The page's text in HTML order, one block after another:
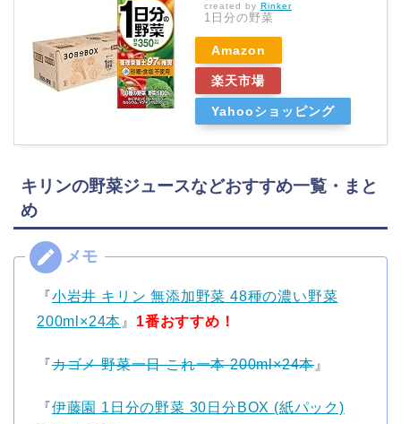
created by Rinker
1日分の野菜
Amazon
楽天市場
Yahooショッピング
キリンの野菜ジュースなどおすすめ一覧・まと
め
『小岩井 キリン 無添加野菜 48種の濃い野菜
200ml×24本 』 1番おすすめ！
『カゴメ 野菜一日 これ一本 200ml×24本』
『伊藤園 1日分の野菜 30日分BOX (紙パック)